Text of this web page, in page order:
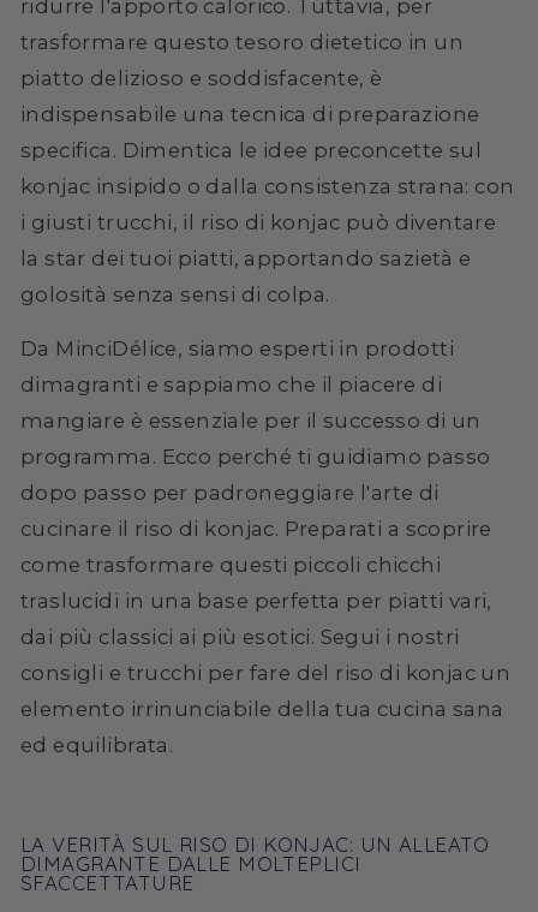
ridurre l'apporto calorico. Tuttavia, per
trasformare questo tesoro dietetico in un
piatto delizioso e soddisfacente, è
indispensabile una tecnica di preparazione
specifica. Dimentica le idee preconcette sul
konjac insipido o dalla consistenza strana: con
i giusti trucchi, il riso di konjac può diventare
la star dei tuoi piatti, apportando sazietà e
golosità senza sensi di colpa.
Da MinciDélice, siamo esperti in prodotti
dimagranti e sappiamo che il piacere di
mangiare è essenziale per il successo di un
programma. Ecco perché ti guidiamo passo
dopo passo per padroneggiare l'arte di
cucinare il riso di konjac. Preparati a scoprire
come trasformare questi piccoli chicchi
traslucidi in una base perfetta per piatti vari,
dai più classici ai più esotici. Segui i nostri
consigli e trucchi per fare del riso di konjac un
elemento irrinunciabile della tua cucina sana
ed equilibrata.
LA VERITÀ SUL RISO DI KONJAC: UN ALLEATO
DIMAGRANTE DALLE MOLTEPLICI
SFACCETTATURE